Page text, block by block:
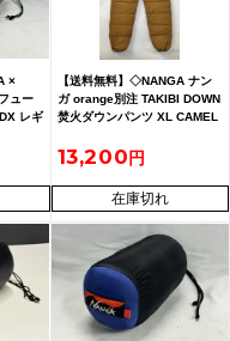
×
ュー
レギ
【送料無料】◇NANGA ナン
ガ orange別注 TAKIBI DOWN
焚火ダウンパンツ XL CAMEL
13,200
在庫切れ